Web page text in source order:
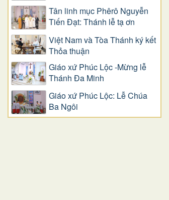
Tân linh mục Phêrô Nguyễn
Tiến Đạt: Thánh lễ tạ ơn
Việt Nam và Tòa Thánh ký kết
Thỏa thuận
Giáo xứ Phúc Lộc -Mừng lễ
Thánh Đa Minh
Giáo xứ Phúc Lộc: Lễ Chúa
Ba Ngôi